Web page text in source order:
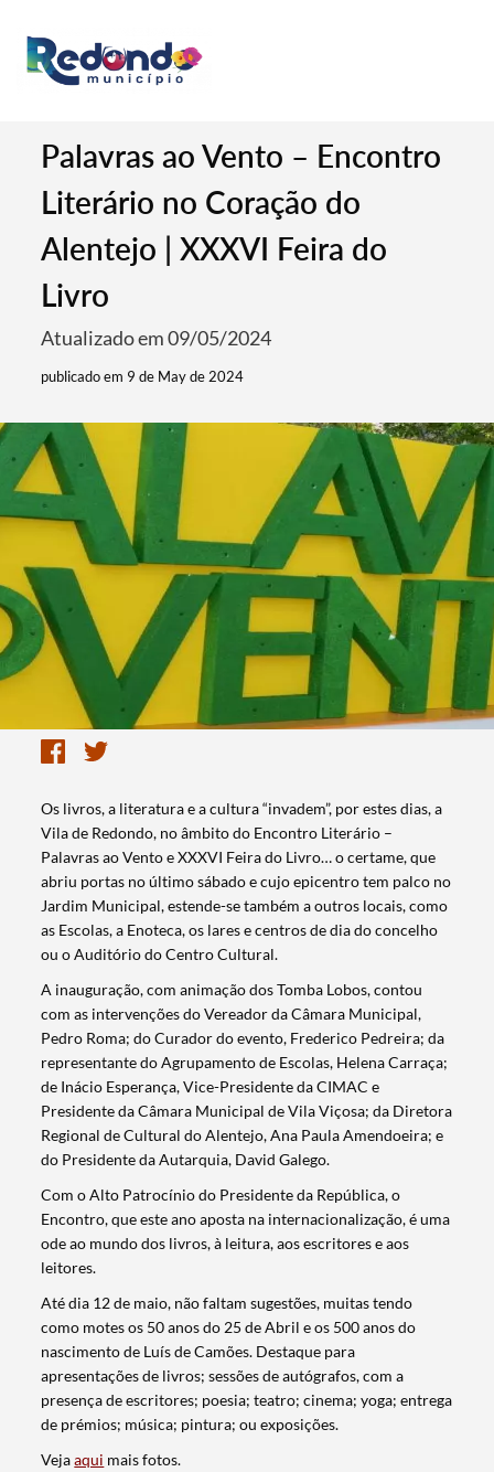
Termo de Pesquisa
Palavras ao Vento – Encontro
Literário no Coração do
Alentejo | XXXVI Feira do
Livro
Atualizado em 09/05/2024
publicado em 9 de May de 2024
Os livros, a literatura e a cultura “invadem”, por estes dias, a
Vila de Redondo, no âmbito do Encontro Literário –
Palavras ao Vento e XXXVI Feira do Livro… o certame, que
abriu portas no último sábado e cujo epicentro tem palco no
Jardim Municipal, estende-se também a outros locais, como
as Escolas, a Enoteca, os lares e centros de dia do concelho
ou o Auditório do Centro Cultural.
A inauguração, com animação dos Tomba Lobos, contou
com as intervenções do Vereador da Câmara Municipal,
Pedro Roma; do Curador do evento, Frederico Pedreira; da
representante do Agrupamento de Escolas, Helena Carraça;
de Inácio Esperança, Vice-Presidente da CIMAC e
Presidente da Câmara Municipal de Vila Viçosa; da Diretora
Regional de Cultural do Alentejo, Ana Paula Amendoeira; e
do Presidente da Autarquia, David Galego.
Com o Alto Patrocínio do Presidente da República, o
Encontro, que este ano aposta na internacionalização, é uma
ode ao mundo dos livros, à leitura, aos escritores e aos
leitores.
Até dia 12 de maio, não faltam sugestões, muitas tendo
como motes os 50 anos do 25 de Abril e os 500 anos do
nascimento de Luís de Camões. Destaque para
apresentações de livros; sessões de autógrafos, com a
presença de escritores; poesia; teatro; cinema; yoga; entrega
de prémios; música; pintura; ou exposições.
Vejaaqui mais fotos.